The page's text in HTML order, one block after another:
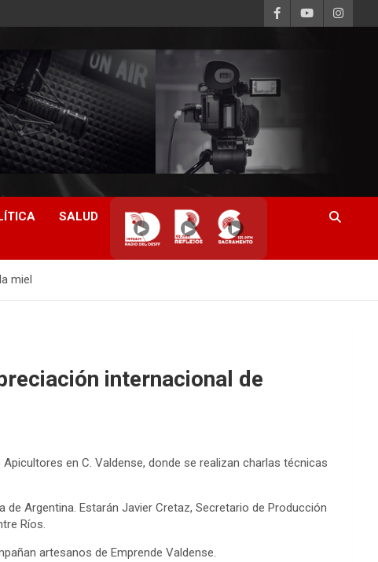
SALUD
▶ ▶ ▶
miel
internacional de
en C. Valdense, donde se realizan charlas técnicas
Argentina. Estarán Javier Cretaz, Secretario de Producción
Ríos.
artesanos de Emprende Valdense.